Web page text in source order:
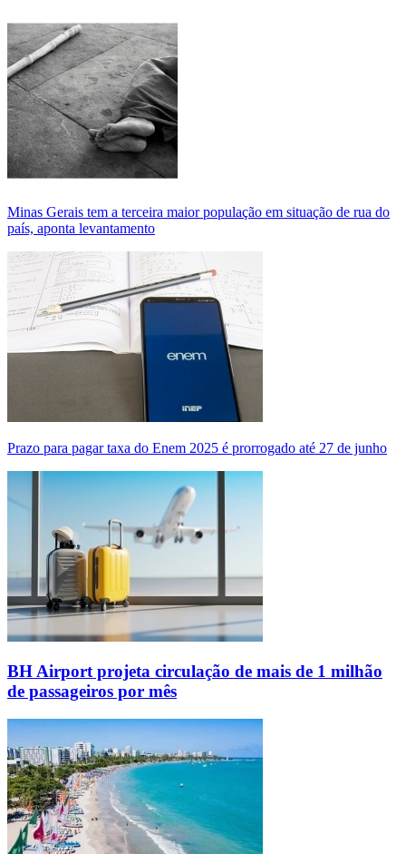
Minas Gerais tem a terceira maior população em situação de rua do
país, aponta levantamento
Prazo para pagar taxa do Enem 2025 é prorrogado até 27 de junho
BH Airport projeta circulação de mais de 1 milhão
de passageiros por mês